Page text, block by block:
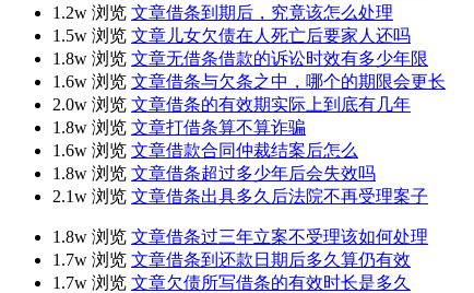
1.2w 浏览 文章借条到期后，究竟该怎么处理
1.5w 浏览 文章 儿女欠债在人死亡后要家人还吗
1.8w 浏览 文章无借条借款的诉讼时效有多少年限
1.6w 浏览 文章借条与欠条之中，哪个的期限会更长
2.0w 浏览 文章借条的有效期实际上到底有几年
1.8w 浏览 文章打借条算不算诈骗
1.6w 浏览 文章借款合同仲裁结案后怎么
1.8w 浏览 文章借条超过多少年后会失效吗
2.1w 浏览 文章借条出具多久后法院不再受理案子
1.8w 浏览 文章借条过三年立案不受理该如何处理
1.7w 浏览 文章借条到还款日期后多久算仍有效
1.7w 浏览 文章欠债所写借条的有效时长是多久